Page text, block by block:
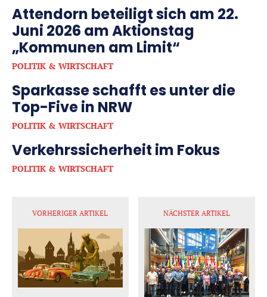
Attendorn beteiligt sich am 22.
Juni 2026 am Aktionstag
„Kommunen am Limit“
POLITIK & WIRTSCHAFT
Sparkasse schafft es unter die
Top-Five in NRW
POLITIK & WIRTSCHAFT
Verkehrssicherheit im Fokus
POLITIK & WIRTSCHAFT
VORHERIGER ARTIKEL NÄCHSTER ARTIKEL